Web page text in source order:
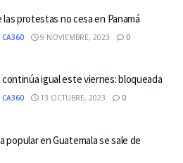
las protestas no cesa en Panamá
CA360 9 NOVIEMBRE, 2023 0
continúa igual este viernes: bloqueada
CA360 13 OCTUBRE, 2023 0
popular en Guatemala se sale de